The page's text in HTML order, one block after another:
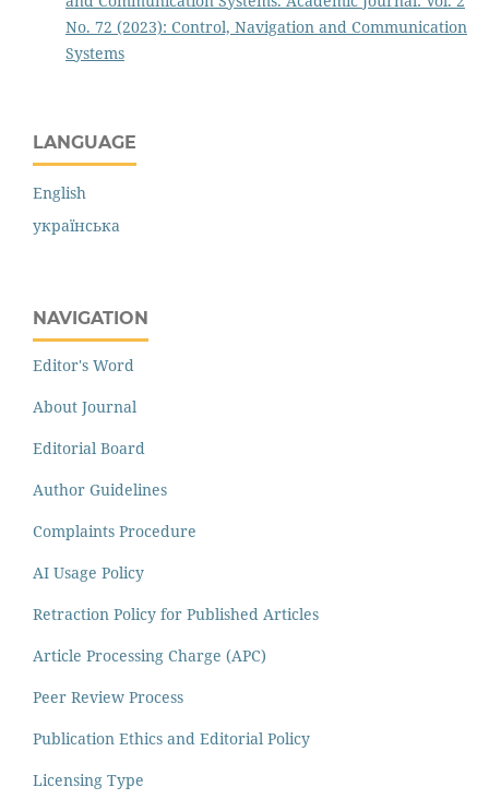
No. 72 (2023): Control, Navigation and Communication
Systems
LANGUAGE
English
українська
NAVIGATION
Editor's Word
About Journal
Editorial Board
Author Guidelines
Complaints Procedure
AI Usage Policy
Retraction Policy for Published Articles
Article Processing Charge (APC)
Peer Review Process
Publication Ethics and Editorial Policy
Licensing Type